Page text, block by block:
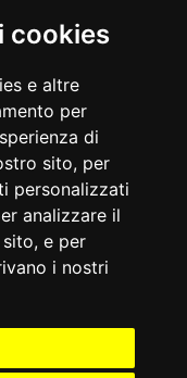
cookies
e altre
per
di
sito, per
personalizzati
analizzare il
e per
i nostri
ALTRI